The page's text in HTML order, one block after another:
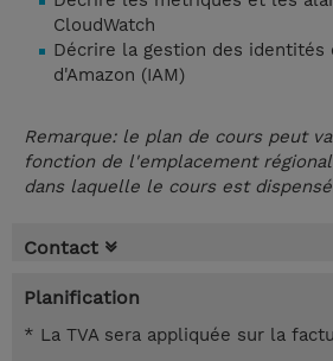
CloudWatch
Décrire la gestion des identités
d'Amazon (IAM)
Remarque: le plan de cours peut
fonction de l'emplacement
dans laquelle le cours est
Contact
Planification
* La TVA sera appliquée sur la